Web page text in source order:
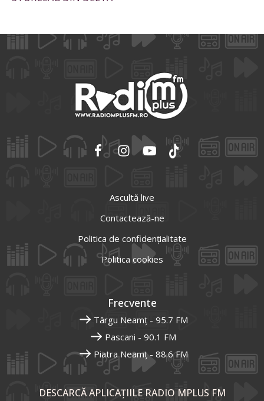
Ascultă live
Contactează-ne
Politica de confidențialitate
Politica cookies
Frecvente
Târgu Neamț - 95.7 FM
Pascani - 90.1 FM
Piatra Neamț - 88.6 FM
DESCARCĂ APLICAȚIILE RADIO MPLUS FM